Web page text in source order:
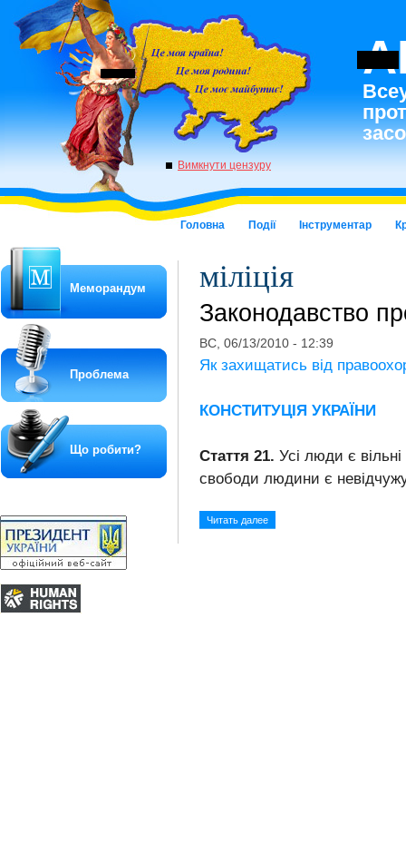
Головна Події Інструментар
Вимкнути цензуру
міліція
Законодавство
ВС, 06/13/2010 - 12:39
Як захищатись від
КОНСТИТУЦІЯ УКРАЇНИ
Стаття 21. Усі люди є вільні
свободи людини є
Читать далее
Меморандум
Проблема
Що робити?